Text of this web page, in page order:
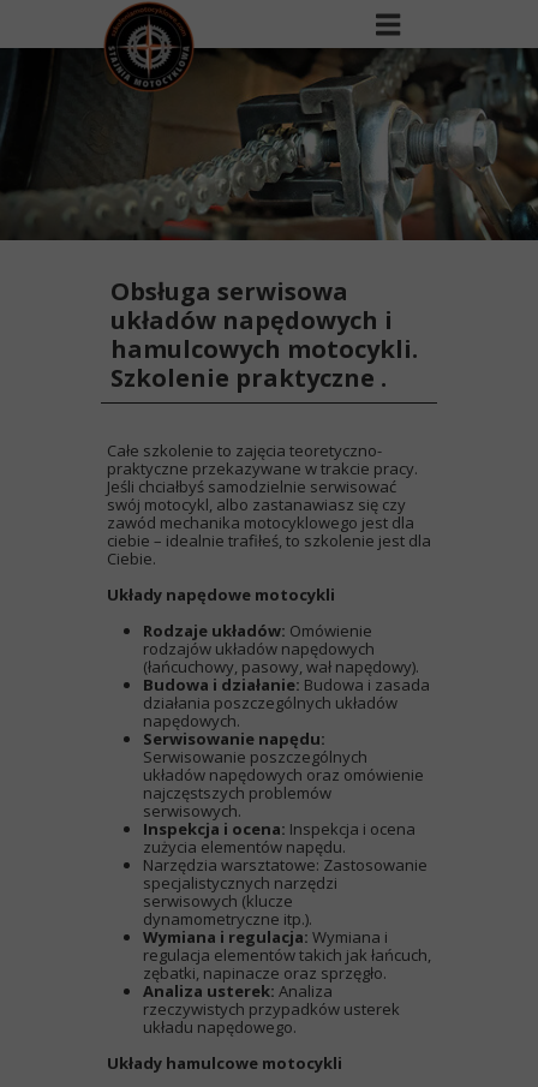
Całe szkolenie to zajęcia teoretyczno-
praktyczne przekazywane w trakcie pracy.
Jeśli chciałbyś samodzielnie serwisować
swój motocykl, albo zastanawiasz się czy
zawód mechanika motocyklowego jest dla
ciebie – idealnie trafiłeś, to szkolenie jest dla
Ciebie.
Układy napędowe motocykli
Rodzaje układów: Omówienie
rodzajów układów napędowych
(łańcuchowy, pasowy, wał napędowy).
Budowa i działanie: Budowa i zasada
działania poszczególnych układów
napędowych.
Serwisowanie napędu:
Serwisowanie poszczególnych
układów napędowych oraz omówienie
najczęstszych problemów
serwisowych.
Inspekcja i ocena: Inspekcja i ocena
zużycia elementów napędu.
Narzędzia warsztatowe: Zastosowanie
specjalistycznych narzędzi
serwisowych (klucze
dynamometryczne itp.).
Wymiana i regulacja: Wymiana i
regulacja elementów takich jak łańcuch,
zębatki, napinacze oraz sprzęgło.
Analiza usterek: Analiza
rzeczywistych przypadków usterek
układu napędowego.
Układy hamulcowe motocykli
Obsługa serwisowa
układów napędowych i
hamulcowych motocykli.
Szkolenie praktyczne .